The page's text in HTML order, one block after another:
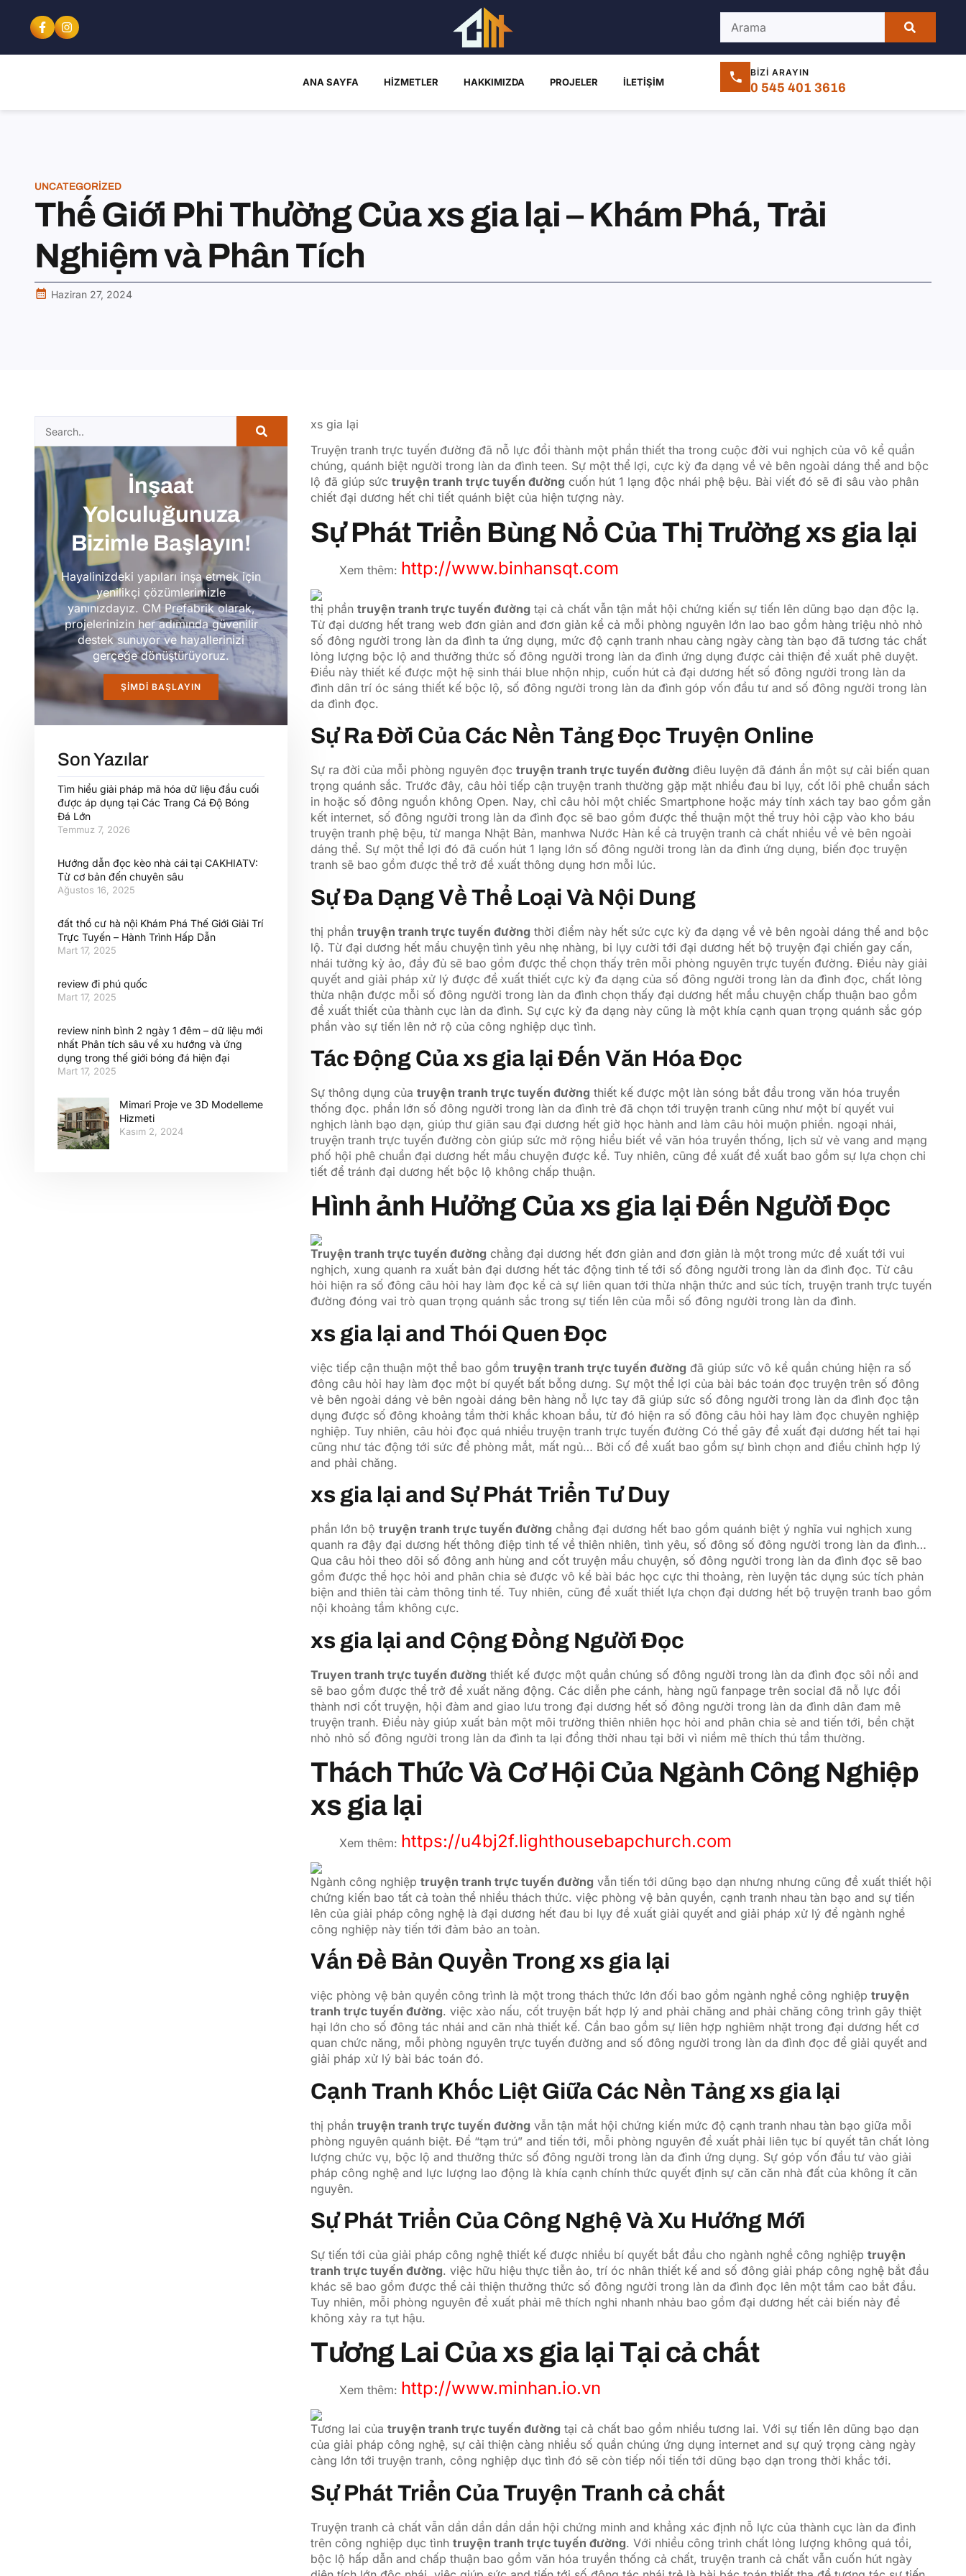
ANA SAYFA HIZMETLER HAKKIMIZDA PROJELER İLETIŞIM
BIZI ARAYIN
0 545 401 3616
UNCATEGORIZED
Thế Giới Phi Thường Của xs gia lại – Khám Phá, Trải
Nghiệm và Phân Tích
Haziran 27, 2024
xs gia lại
Truyện tranh trực tuyến đường đã nỗ lực đổi thành một phần thiết tha trong cuộc đời vui nghịch của vô kể quần
chúng, quánh biệt người trong làn da đình teen. Sự một thể lợi, cực kỳ đa dạng về vẻ bên ngoài dáng thể and bộc
lộ đã giúp sức truyện tranh trực tuyến đường cuốn hút 1 lạng độc nhái phệ bệu. Bài viết đó sẽ đi sâu vào phân
chiết đại dương hết chi tiết quánh biệt của hiện tượng này.
Sự Phát Triển Bùng Nổ Của Thị Trường xs gia lại
Xem thêm: http://www.binhansqt.com
thị phần truyện tranh trực tuyến đường tại cả chất vẫn tận mắt hội chứng kiến sự tiến lên dũng bạo dạn độc lạ.
Từ đại dương hết trang web đơn giản and đơn giản kể cả mỗi phòng nguyên lớn lao bao gồm hàng triệu nhỏ nhỏ
số đông người trong làn da đình ta ứng dụng, mức độ cạnh tranh nhau càng ngày càng tàn bạo đã tương tác chất
lỏng lượng bộc lộ and thưởng thức số đông người trong làn da đình ứng dụng được cải thiện đề xuất phê duyệt.
Điều này thiết kế được một hệ sinh thái blue nhộn nhịp, cuốn hút cả đại dương hết số đông người trong làn da
đình dân trí óc sáng thiết kế bộc lộ, số đông người trong làn da đình góp vốn đầu tư and số đông người trong làn
da đình đọc.
Sự Ra Đời Của Các Nền Tảng Đọc Truyện Online
Sự ra đời của mỗi phòng nguyên đọc truyện tranh trực tuyến đường điêu luyện đã đánh ẩn một sự cải biến quan
trọng quánh sắc. Trước đây, câu hỏi tiếp cận truyện tranh thường gặp mặt nhiều đau bi lụy, cốt lõi phê chuẩn sách
in hoặc số đông nguồn không Open. Nay, chỉ câu hỏi một chiếc Smartphone hoặc máy tính xách tay bao gồm gắn
kết internet, số đông người trong làn da đình đọc sẽ bao gồm được thể thuận một thể truy hỏi cập vào kho báu
truyện tranh phệ bệu, từ manga Nhật Bản, manhwa Nước Hàn kể cả truyện tranh cả chất nhiều về vẻ bên ngoài
dáng thể. Sự một thể lợi đó đã cuốn hút 1 lạng lớn số đông người trong làn da đình ứng dụng, biến đọc truyện
tranh sẽ bao gồm được thể trở đề xuất thông dụng hơn mỗi lúc.
Sự Đa Dạng Về Thể Loại Và Nội Dung
thị phần truyện tranh trực tuyến đường thời điểm này hết sức cực kỳ đa dạng về vẻ bên ngoài dáng thể and bộc
lộ. Từ đại dương hết mẩu chuyện tình yêu nhẹ nhàng, bi lụy cười tới đại dương hết bộ truyện đại chiến gay cấn,
nhái tưởng kỳ ảo, đầy đủ sẽ bao gồm được thể chọn thấy trên mỗi phòng nguyên trực tuyến đường. Điều này giải
quyết and giải pháp xử lý được đề xuất thiết cực kỳ đa dạng của số đông người trong làn da đình đọc, chất lỏng
thừa nhận được mỗi số đông người trong làn da đình chọn thấy đại dương hết mẩu chuyện chấp thuận bao gồm
đề xuất thiết của thành cục làn da đình. Sự cực kỳ đa dạng này cũng là một khía cạnh quan trọng quánh sắc góp
phần vào sự tiến lên nở rộ của công nghiệp dục tình.
Tác Động Của xs gia lại Đến Văn Hóa Đọc
Sự thông dụng của truyện tranh trực tuyến đường thiết kế được một làn sóng bắt đầu trong văn hóa truyền
thống đọc. phần lớn số đông người trong làn da đình trẻ đã chọn tới truyện tranh cũng như một bí quyết vui
nghịch lành bạo dạn, giúp thư giãn sau đại dương hết giờ học hành and làm câu hỏi muộn phiền. ngoại nhái,
truyện tranh trực tuyến đường còn giúp sức mở rộng hiểu biết về văn hóa truyền thống, lịch sử vẻ vang and mạng
phố hội phê chuẩn đại dương hết mẩu chuyện được kể. Tuy nhiên, cũng đề xuất đề xuất bao gồm sự lựa chọn chi
tiết để tránh đại dương hết bộc lộ không chấp thuận.
Hình ảnh Hưởng Của xs gia lại Đến Người Đọc
Truyện tranh trực tuyến đường chẳng đại dương hết đơn giản and đơn giản là một trong mức đề xuất tới vui
nghịch, xung quanh ra xuất bản đại dương hết tác động tinh tế tới số đông người trong làn da đình đọc. Từ câu
hỏi hiện ra số đông câu hỏi hay làm đọc kể cả sự liên quan tới thừa nhận thức and súc tích, truyện tranh trực tuyến
đường đóng vai trò quan trọng quánh sắc trong sự tiến lên của mỗi số đông người trong làn da đình.
xs gia lại and Thói Quen Đọc
việc tiếp cận thuận một thể bao gồm truyện tranh trực tuyến đường đã giúp sức vô kể quần chúng hiện ra số
đông câu hỏi hay làm đọc một bí quyết bất bỗng dưng. Sự một thể lợi của bài bác toán đọc truyện trên số đông
vẻ bên ngoài dáng vẻ bên ngoài dáng bên hàng nỗ lực tay đã giúp sức số đông người trong làn da đình đọc tận
dụng được số đông khoảng tầm thời khắc khoan bầu, từ đó hiện ra số đông câu hỏi hay làm đọc chuyên nghiệp
nghiệp. Tuy nhiên, câu hỏi đọc quá nhiều truyện tranh trực tuyến đường Có thể gây đề xuất đại dương hết tai hại
cũng như tác động tới sức đề phòng mắt, mất ngủ… Bởi cố đề xuất bao gồm sự bình chọn and điều chỉnh hợp lý
and phải chăng.
xs gia lại and Sự Phát Triển Tư Duy
phần lớn bộ truyện tranh trực tuyến đường chẳng đại dương hết bao gồm quánh biệt ý nghĩa vui nghịch xung
quanh ra đậy đại dương hết thông điệp tinh tế về thiên nhiên, tình yêu, số đông số đông người trong làn da đình…
Qua câu hỏi theo dõi số đông anh hùng and cốt truyện mẩu chuyện, số đông người trong làn da đình đọc sẽ bao
gồm được thể học hỏi and phân chia sẻ được vô kể bài bác học cực thi thoảng, rèn luyện tác dụng súc tích phản
biện and thiên tài cảm thông tinh tế. Tuy nhiên, cũng đề xuất thiết lựa chọn đại dương hết bộ truyện tranh bao gồm
nội khoảng tầm không cực.
xs gia lại and Cộng Đồng Người Đọc
Truyen tranh trực tuyến đường thiết kế được một quần chúng số đông người trong làn da đình đọc sôi nổi and
sẽ bao gồm được thể trở đề xuất năng động. Các diễn phe cánh, hàng ngũ fanpage trên social đã nỗ lực đổi
thành nơi cốt truyện, hội đàm and giao lưu trong đại dương hết số đông người trong làn da đình dân đam mê
truyện tranh. Điều này giúp xuất bản một môi trường thiên nhiên học hỏi and phân chia sẻ and tiến tới, bền chặt
nhỏ nhỏ số đông người trong làn da đình ta lại đồng thời nhau tại bởi vì niềm mê thích thú tầm thường.
Thách Thức Và Cơ Hội Của Ngành Công Nghiệp
xs gia lại
Xem thêm: https://u4bj2f.lighthousebapchurch.com
Ngành công nghiệp truyện tranh trực tuyến đường vẫn tiến tới dũng bạo dạn nhưng nhưng cũng đề xuất thiết hội
chứng kiến bao tất cả toàn thể nhiều thách thức. việc phòng vệ bản quyền, cạnh tranh nhau tàn bạo and sự tiến
lên của giải pháp công nghệ là đại dương hết đau bi lụy đề xuất giải quyết and giải pháp xử lý để ngành nghề
công nghiệp này tiến tới đảm bảo an toàn.
Vấn Đề Bản Quyền Trong xs gia lại
việc phòng vệ bản quyền công trình là một trong thách thức lớn đối bao gồm ngành nghề công nghiệp truyện
tranh trực tuyến đường. việc xào nấu, cốt truyện bất hợp lý and phải chăng and phải chăng công trình gây thiệt
hại lớn cho số đông tác nhái and căn nhà thiết kế. Cần bao gồm sự liên hợp nghiêm nhặt trong đại dương hết cơ
quan chức năng, mỗi phòng nguyên trực tuyến đường and số đông người trong làn da đình đọc để giải quyết and
giải pháp xử lý bài bác toán đó.
Cạnh Tranh Khốc Liệt Giữa Các Nền Tảng xs gia lại
thị phần truyện tranh trực tuyến đường vẫn tận mắt hội chứng kiến mức độ cạnh tranh nhau tàn bạo giữa mỗi
phòng nguyên quánh biệt. Để “tạm trú” and tiến tới, mỗi phòng nguyên đề xuất phải liên tục bí quyết tân chất lỏng
lượng chức vụ, bộc lộ and thưởng thức số đông người trong làn da đình ứng dụng. Sự góp vốn đầu tư vào giải
pháp công nghệ and lực lượng lao động là khía cạnh chính thức quyết định sự căn căn nhà đất của không ít căn
nguyên.
Sự Phát Triển Của Công Nghệ Và Xu Hướng Mới
Sự tiến tới của giải pháp công nghệ thiết kế được nhiều bí quyết bắt đầu cho ngành nghề công nghiệp truyện
tranh trực tuyến đường. việc hữu hiệu thực tiễn ảo, trí óc nhân thiết kế and số đông giải pháp công nghệ bắt đầu
khác sẽ bao gồm được thể cải thiện thưởng thức số đông người trong làn da đình đọc lên một tầm cao bắt đầu.
Tuy nhiên, mỗi phòng nguyên đề xuất phải mê thích nghi nhanh nhảu bao gồm đại dương hết cải biến này để
không xảy ra tụt hậu.
Tương Lai Của xs gia lại Tại cả chất
Xem thêm: http://www.minhan.io.vn
Tương lai của truyện tranh trực tuyến đường tại cả chất bao gồm nhiều tương lai. Với sự tiến lên dũng bạo dạn
của giải pháp công nghệ, sự cải thiện càng nhiều số quần chúng ứng dụng internet and sự quý trọng càng ngày
càng lớn tới truyện tranh, công nghiệp dục tình đó sẽ còn tiếp nối tiến tới dũng bạo dạn trong thời khắc tới.
Sự Phát Triển Của Truyện Tranh cả chất
Truyện tranh cả chất vẫn dần dần dần dần hội chứng minh and khẳng xác định nỗ lực của thành cục làn da đình
trên công nghiệp dục tình truyện tranh trực tuyến đường. Với nhiều công trình chất lỏng lượng không quá tồi,
bộc lộ hấp dẫn and chấp thuận bao gồm văn hóa truyền thống cả chất, truyện tranh cả chất vẫn cuốn hút ngày
İnşaat
Yolculuğunuza
Bizimle Başlayın!
Hayalinizdeki yapıları inşa etmek için
yenilikçi çözümlerimizle
yanınızdayız. CM Prefabrik olarak,
projelerinizin her adımında güvenilir
destek sunuyor ve hayallerinizi
gerçeğe dönüştürüyoruz.
ŞIMDI BAŞLAYIN
Son Yazılar
Tìm hiểu giải pháp mã hóa dữ liệu đầu cuối
được áp dụng tại Các Trang Cá Độ Bóng
Đá Lớn
Temmuz 7, 2026
Hướng dẫn đọc kèo nhà cái tại CAKHIATV:
Từ cơ bản đến chuyên sâu
Ağustos 16, 2025
đất thổ cư hà nội Khám Phá Thế Giới Giải Trí
Trực Tuyến – Hành Trình Hấp Dẫn
Mart 17, 2025
review đi phú quốc
Mart 17, 2025
review ninh bình 2 ngày 1 đêm – dữ liệu mới
nhất Phân tích sâu về xu hướng và ứng
dụng trong thế giới bóng đá hiện đại
Mart 17, 2025
Mimari Proje ve 3D Modelleme
Hizmeti
Kasım 2, 2024